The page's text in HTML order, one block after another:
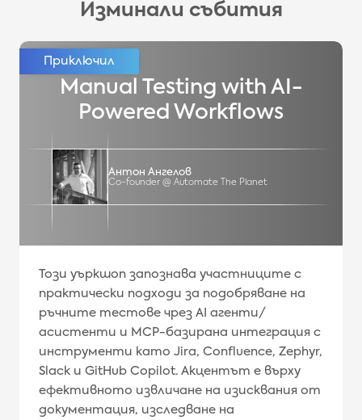
Изминали събития
Manual Testing with AI-
Powered Workflows
Антон Ангелов
Co-founder @ Automate The Planet
Този уъркшоп запознава участниците с
практически подходи за подобряване на
ръчните тестове чрез AI агенти/
асистенти и MCP-базирана интеграция с
инструменти като Jira, Confluence, Zephyr,
Slack и GitHub Copilot. Акцентът е върху
ефективното извличане на изисквания от
документация, изследване на